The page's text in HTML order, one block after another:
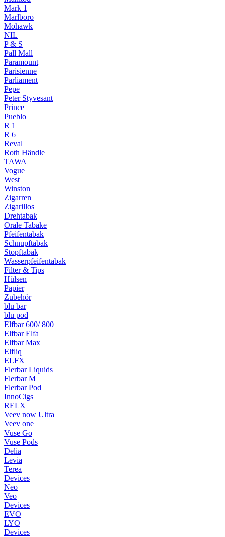
Mark 1
Marlboro
Mohawk
NIL
P & S
Pall Mall
Paramount
Parisienne
Parliament
Pepe
Peter Styvesant
Prince
Pueblo
R 1
R 6
Reval
Roth Händle
TAWA
Vogue
West
Winston
Zigarren
Zigarillos
Drehtabak
Orale Tabake
Pfeifentabak
Schnupftabak
Stopftabak
Wasserpfeifentabak
Filter & Tips
Hülsen
Papier
Zubehör
blu bar
blu pod
Elfbar 600/ 800
Elfbar Elfa
Elfbar Max
Elfliq
ELFX
Flerbar Liquids
Flerbar M
Flerbar Pod
InnoCigs
RELX
Veev now Ultra
Veev one
Vuse Go
Vuse Pods
Delia
Levia
Terea
Devices
Neo
Veo
Devices
EVO
LYO
Devices